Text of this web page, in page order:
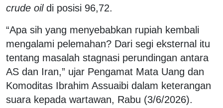
crude oildi posisi 96,72.
“Apa sih yang menyebabkan rupiah kembali
mengalami pelemahan? Dari segi eksternal itu
tentang masalah stagnasi perundingan antara
AS dan Iran,” ujar Pengamat Mata Uang dan
Komoditas Ibrahim Assuaibi dalam keterangan
suara kepada wartawan, Rabu (3/6/2026).